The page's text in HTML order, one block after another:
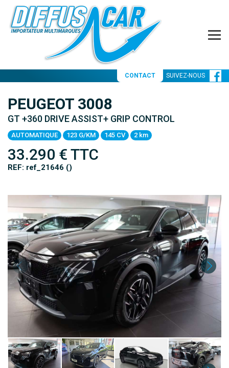
CONTACT SUIVEZ-NOUS
PEUGEOT 3008
GT +360 DRIVE ASSIST+ GRIP CONTROL
AUTOMATIQUE 123 G/KM 145 CV 2 km
33.290 € TTC
REF: ref_21646 ()